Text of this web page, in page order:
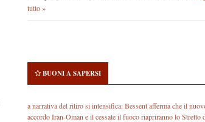
tutto »
BUONI A SAPERSI
a narrativa del ritiro si intensifica: Bessent afferma che il
accordo Iran-Oman e il cessate il fuoco riapriranno lo Stretto